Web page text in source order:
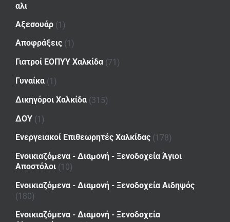
αλι
Αξεσουάρ (1)
Αποφράξεις (1)
Γιατροί ΕΟΠΥΥ Χαλκίδα (71)
Γυναίκα (1)
Δικηγόροι Χαλκίδα (315)
ΔΟΥ (1)
Ενεργειακοί Επιθεωρητές Χαλκίδας (178)
Ενοικιαζόμενα - Διαμονή - Ξενοδοχεία Άγιοι
Αποστόλοι (10)
Ενοικιαζόμενα - Διαμονή - Ξενοδοχεία Αιδηψός
(180)
Ενοικιαζόμενα - Διαμονή - Ξενοδοχεία